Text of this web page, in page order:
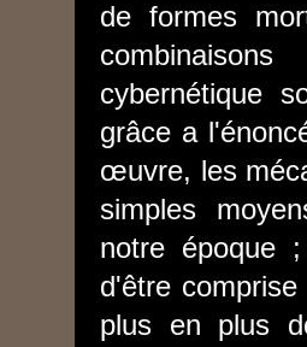
de formes
cybernétique
grâce a
œuvre, les
simples
notre époque
d'être
plus en plus